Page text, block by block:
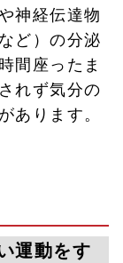
神経伝達物
ど）の分泌
間座ったま
れず気分の
あります。
運動をす